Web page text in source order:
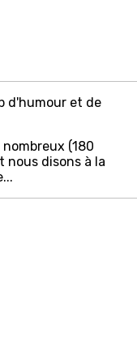
d'humour et de
(180
nous disons à la